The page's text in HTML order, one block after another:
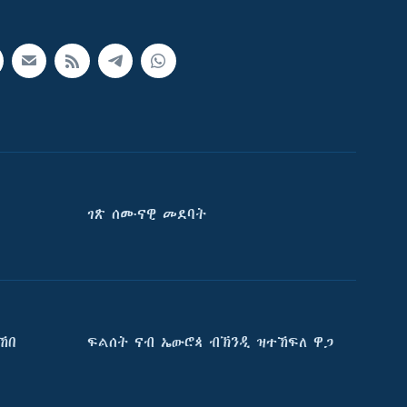
ገጽ ሰሙናዊ መደባት
ፍልሰት ናብ ኤውሮጳ ብኽንዲ ዝተኸፍለ ዋጋ